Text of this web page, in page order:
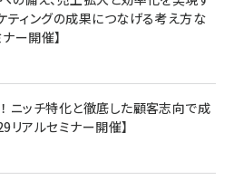
ティングの成果につなげる考え方な
ー開催】
ニッチ特化と徹底した顧客志向で成
リアルセミナー開催】